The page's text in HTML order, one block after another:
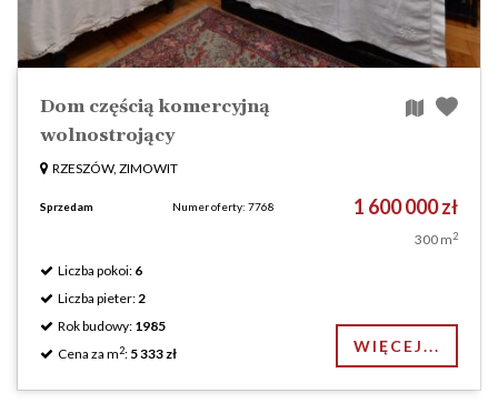
Dom częścią komercyjną
wolnostrojący
RZESZÓW, ZIMOWIT
Sprzedam Numer oferty: 7768 1 600 000 zł
300 m2
Liczba pokoi: 6
Liczba pieter:2
Rok budowy: 1985
Cena za m2: 5 333 zł WIĘCEJ...